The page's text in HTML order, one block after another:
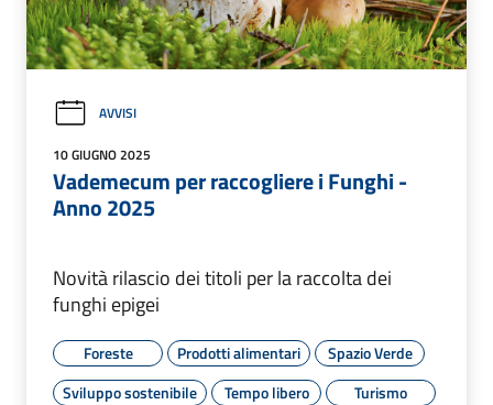
AVVISI
10 GIUGNO 2025
Vademecum per raccogliere i Funghi -
Anno 2025
Novità rilascio dei titoli per la raccolta dei
funghi epigei
Foreste Prodotti alimentari
Spazio Verde
Sviluppo sostenibile
Tempo libero Turismo